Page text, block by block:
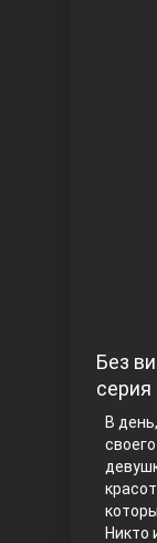
Без
серия
В
Никто